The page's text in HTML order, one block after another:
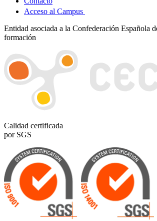
Acceso al Campus
Entidad asociada a la Confederación Española
formación
Calidad certificada
por SGS